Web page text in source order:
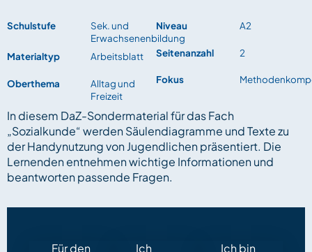
Schulstufe
Sek. und
Erwachsenenbildung
Materialtyp
Arbeitsblatt
Oberthema
Alltag und
Freizeit
Niveau A2
Seitenanzahl 2
Fokus
In diesem DaZ-Sondermaterial für das Fach
„Sozialkunde“ werden Säulendiagramme und Texte zu
der Handynutzung von Jugendlichen präsentiert. Die
Lernenden entnehmen wichtige Informationen und
beantworten passende Fragen.
Für den
Ich
Ich bin